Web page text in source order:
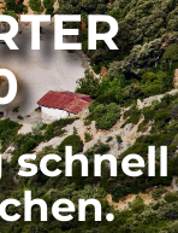
schnell